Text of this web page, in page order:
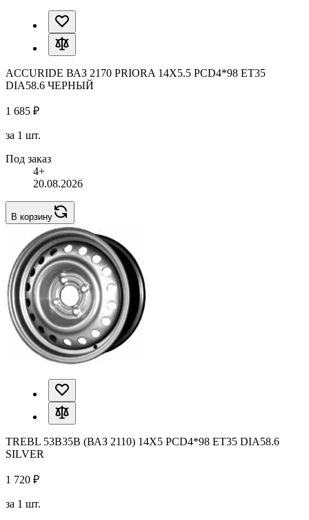
ACCURIDE ВАЗ 2170 PRIORA 14X5.5 PCD4*98 ET35
DIA58.6 ЧЕРНЫЙ
1 685 ₽
за 1 шт.
Под заказ
4+
20.08.2026
В корзину
TREBL 53B35B (ВАЗ 2110) 14X5 PCD4*98 ET35 DIA58.6
SILVER
1 720 ₽
за 1 шт.